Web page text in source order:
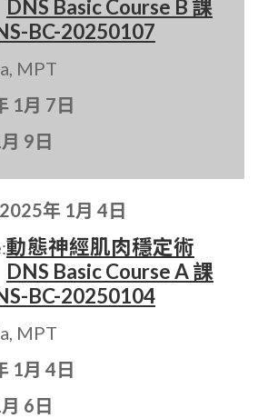
DNS Basic Course B 課
BC-20250107
MPT
1月 7日
9日
2025年 1月 4日
動態神經肌肉穩定術
DNS Basic Course A 課
BC-20250104
MPT
1月 4日
6日